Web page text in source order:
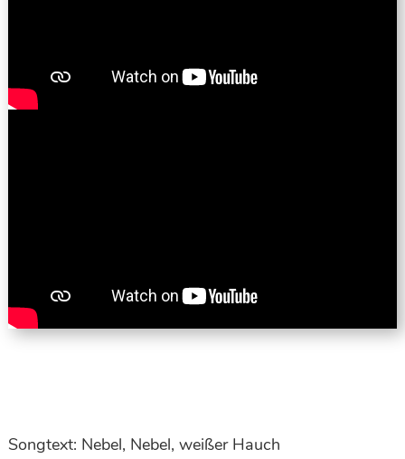
Songtext: Nebel, Nebel, weißer Hauch